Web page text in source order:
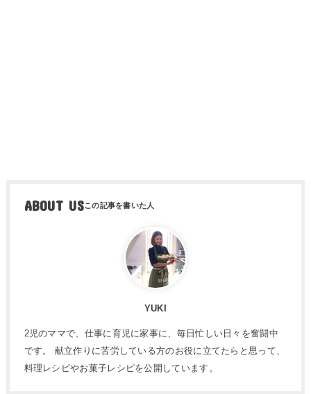
ABOUT US
YUKI
2児のママで、仕事に育児に家事に、毎日忙しい日々を奮闘中
です。 献立作りに苦労している方のお役に立てたらと思って、
料理レシピやお菓子レシピを公開しています。